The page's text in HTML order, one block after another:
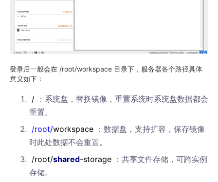
登录后一般会在 /root/workspace 目录下，服务器各个路径具体
意义如下：
/ ：系统盘，替换镜像，重置系统时系统盘数据都会
重置。
/root/workspace ：数据盘，支持扩容，保存镜像
时此处数据不会重置。
/root/shared-storage ：共享文件存储，可跨实例
存储。